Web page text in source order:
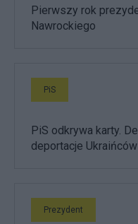
Pierwszy rok
Nawrockiego
PiS
PiS odkrywa karty.
deportacje
Prezydent